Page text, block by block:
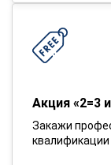
Акция «2=3
Закажи
квалификации